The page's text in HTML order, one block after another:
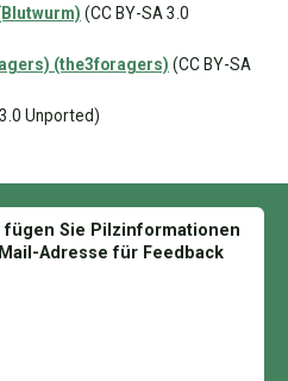
(CC BY-SA 3.0
(the3foragers) (CC BY-SA
Unported)